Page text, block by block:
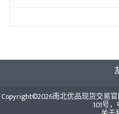
Copyright©2026南北优品现货交易
101号